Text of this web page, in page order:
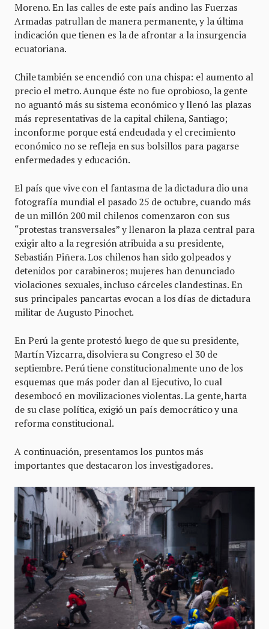
Moreno. En las calles de este país andino las Fuerzas
Armadas patrullan de manera permanente, y la última
indicación que tienen es la de afrontar a la insurgencia
ecuatoriana.
Chile también se encendió con una chispa: el aumento al
precio el metro. Aunque éste no fue oprobioso, la gente
no aguantó más su sistema económico y llenó las plazas
más representativas de la capital chilena, Santiago;
inconforme porque está endeudada y el crecimiento
económico no se refleja en sus bolsillos para pagarse
enfermedades y educación.
El país que vive con el fantasma de la dictadura dio una
fotografía mundial el pasado 25 de octubre, cuando más
de un millón 200 mil chilenos comenzaron con sus
“protestas transversales” y llenaron la plaza central para
exigir alto a la regresión atribuida a su presidente,
Sebastián Piñera. Los chilenos han sido golpeados y
detenidos por carabineros; mujeres han denunciado
violaciones sexuales, incluso cárceles clandestinas. En
sus principales pancartas evocan a los días de dictadura
militar de Augusto Pinochet.
En Perú la gente protestó luego de que su presidente,
Martín Vizcarra, disolviera su Congreso el 30 de
septiembre. Perú tiene constitucionalmente uno de los
esquemas que más poder dan al Ejecutivo, lo cual
desembocó en movilizaciones violentas. La gente, harta
de su clase política, exigió un país democrático y una
reforma constitucional.
A continuación, presentamos los puntos más
importantes que destacaron los investigadores.